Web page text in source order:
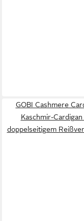
GOBI Cashmere
Kaschmir-
doppelseitigem